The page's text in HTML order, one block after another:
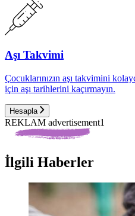
Aşı Takvimi
Çocuklarınızın aşı takvimini
için aşı tarihlerini kaçırmayın.
Hesapla
REKLAM advertisement1
İlgili Haberler